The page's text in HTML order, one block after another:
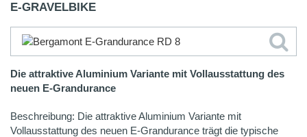
E-GRAVELBIKE
Die attraktive Aluminium Variante mit Vollausstattung des
neuen E-Grandurance
Beschreibung: Die attraktive Aluminium Variante mit
Vollausstattung des neuen E-Grandurance trägt die typische